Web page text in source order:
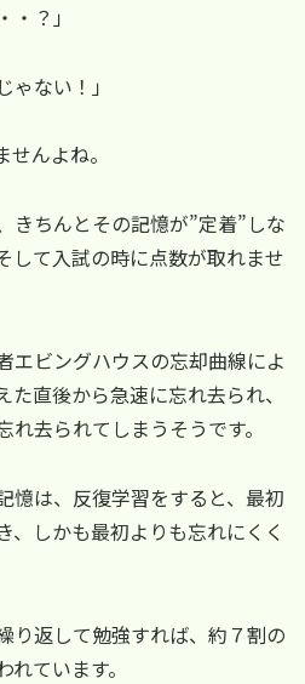
・？」
ゃない！」
んよね。
きちんとその記憶が”定着”しな
して入試の時に点数が取れませ
エビングハウスの忘却曲線によ
直後から急速に忘れ去られ、
去られてしまうそうです。
憶は、反復学習をすると、最初
、しかも最初よりも忘れにくく
り返して勉強すれば、約７割の
ています。